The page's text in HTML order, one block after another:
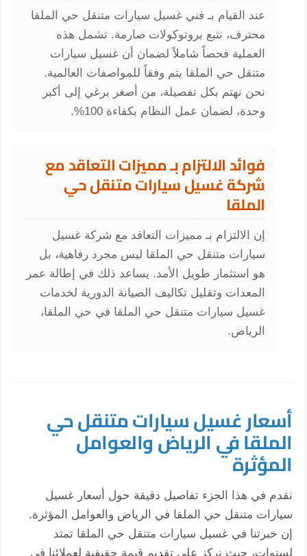
عند القيام بـ فني غسيل سيارات متنقل حي الملقا
محترف، نتبع بروتوكولات صارمة. تشمل هذه
العملية فحصاً شاملاً لضمان أن غسيل سيارات
متنقل حي الملقا يتم وفقاً للمواصفات العالمية.
نحن نهتم بكل تفصيلة، من أصغر برغي إلى أكبر
وحدة، لضمان عمل النظام بكفاءة 100%.
فوائد الالتزام بـ مميزات التعاقد مع
شركة غسيل سيارات متنقل حي
الملقا
إن الالتزام بـ مميزات التعاقد مع شركة غسيل
سيارات متنقل حي الملقا ليس مجرد رفاهية، بل
هو استثمار طويل الأمد. يساعد ذلك في إطالة عمر
المعدات وتقليل تكاليف الصيانة الدورية لخدمات
غسيل سيارات متنقل حي الملقا في حي الملقا،
الرياض.
أسعار غسيل سيارات متنقل حي
الملقا في الرياض والعوامل
المؤثرة
نقدم في هذا الجزء تفاصيل دقيقة حول أسعار غسيل
سيارات متنقل حي الملقا في الرياض والعوامل المؤثرة.
إن خبرتنا في غسيل سيارات متنقل حي الملقا تمتد
لسنوات، حيث نركز على تقديم قيمة حقيقية لعملائنا في